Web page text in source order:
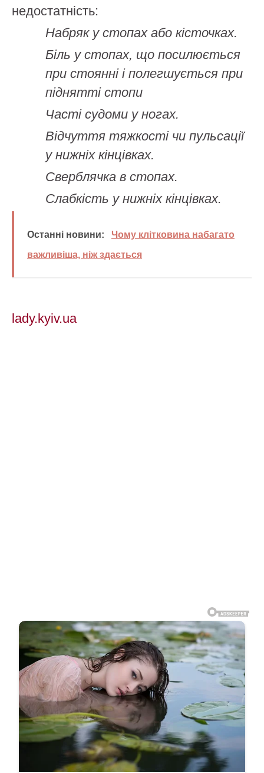
недостатність:
Набряк у стопах або кісточках.
Біль у стопах, що посилюється
при стоянні і полегшується при
піднятті стопи
Часті судоми у ногах.
Відчуття тяжкості чи пульсації
у нижніх кінцівках.
Сверблячка в стопах.
Слабкість у нижніх кінцівках.
Останні новини:
Чому клітковина набагато
важливіша, ніж здається
lady.kyiv.ua